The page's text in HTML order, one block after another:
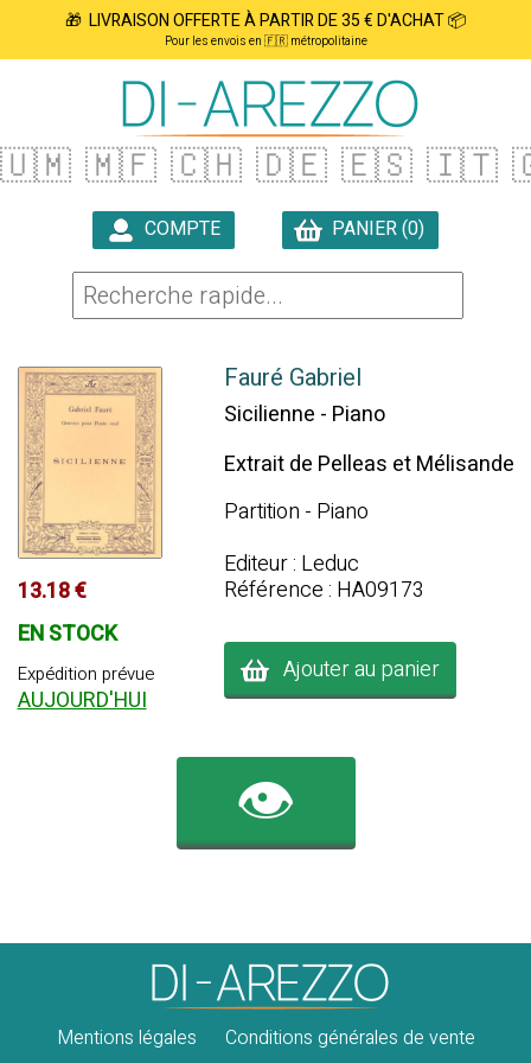
🎁 LIVRAISON OFFERTE À PARTIR DE 35 € D'ACHAT 📦
Pour les envois en 🇫🇷 métropolitaine
🇺🇲 🇲🇫 🇨🇭 🇩🇪 🇪🇸 🇮🇹
COMPTE
PANIER (0)
13.18 €
EN STOCK
Expédition prévue
AUJOURD'HUI
Fauré Gabriel
Sicilienne - Piano
Extrait de Pelleas et Mélisande
Partition - Piano
Editeur : Leduc
Référence : HA09173
Ajouter au panier
👁️
Mentions légales Conditions générales de vente